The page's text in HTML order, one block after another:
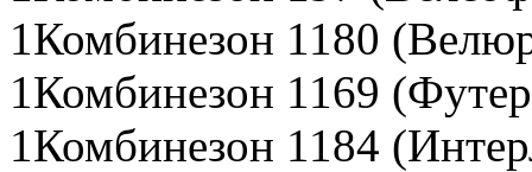
1Комбинезон 1180
1Комбинезон 1169
1Комбинезон 1184